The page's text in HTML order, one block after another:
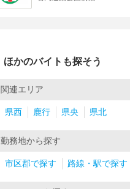
ほかのバイトも探そう
関連エリア
県西 鹿行 県央 県北
勤務地から探す
市区郡で探す 路線・駅で探す